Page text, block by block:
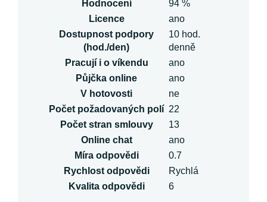
Hodnocení
94 %
Licence
ano
Dostupnost podpory
(hod./den)
10 hod.
denně
Pracují i o víkendu
ano
Půjčka online
ano
V hotovosti
ne
Počet požadovaných polí 22
Počet stran smlouvy
13
Online chat
ano
Míra odpovědi
0.7
Rychlost odpovědi
Rychlá
Kvalita odpovědi
6